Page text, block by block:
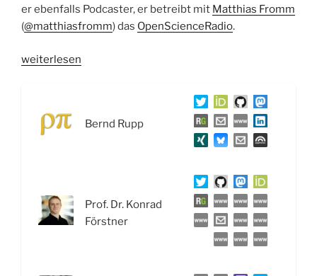
er ebenfalls Podcaster, er betreibt mit Matthias Fromm
(@matthiasfromm) das OpenScienceRadio.
„WSR045
FAIR
Interview
weiterlesen
Bernd Rupp
Prof. Dr. Konrad
Förstner